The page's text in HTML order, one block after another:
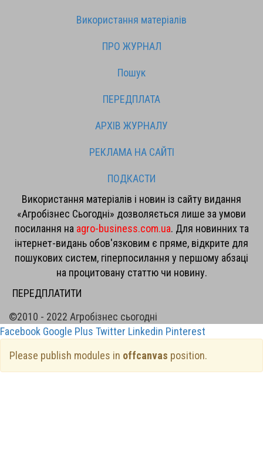
Використання матеріалів
ПРО ЖУРНАЛ
Пошук
ПЕРЕДПЛАТА
АРХІВ ЖУРНАЛУ
РЕКЛАМА НА САЙТІ
ПОДКАСТИ
Використання матеріалів і новин із сайту видання
«Агробізнес Сьогодні» дозволяється лише за умови
посилання на agro-business.com.ua. Для новинних та
інтернет-видань обов'язковим є пряме, відкрите для
пошукових систем, гіперпосилання у першому абзаці
на процитовану статтю чи новину.
ПЕРЕДПЛАТИТИ
©2010 - 2022 Агробізнес сьогодні
Facebook Google Plus Twitter Linkedin Pinterest
Please publish modules in offcanvas position.